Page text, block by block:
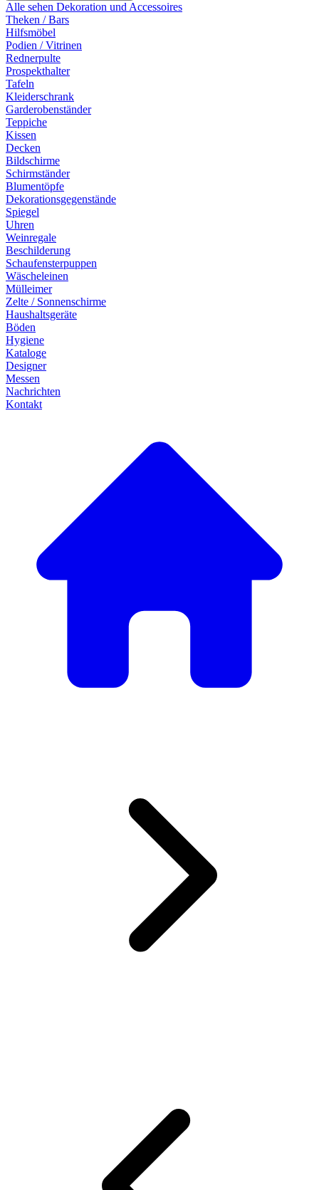
Alle sehen Dekoration und Accessoires
Theken / Bars
Hilfsmöbel
Podien / Vitrinen
Rednerpulte
Prospekthalter
Tafeln
Kleiderschrank
Garderobenständer
Teppiche
Kissen
Decken
Bildschirme
Schirmständer
Blumentöpfe
Dekorationsgegenstände
Spiegel
Uhren
Weinregale
Beschilderung
Schaufensterpuppen
Wäscheleinen
Mülleimer
Zelte / Sonnenschirme
Haushaltsgeräte
Böden
Hygiene
Kataloge
Designer
Messen
Nachrichten
Kontakt